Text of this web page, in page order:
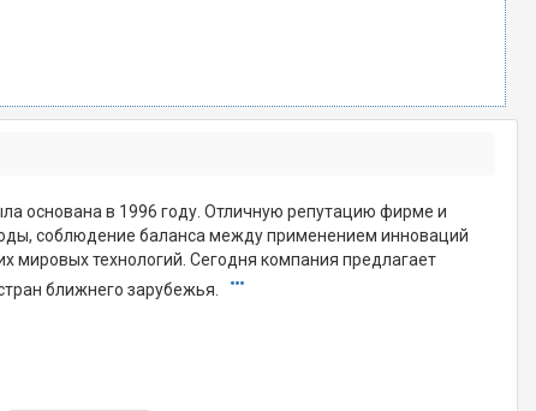
основана в 1996 году. Отличную репутацию фирме и
соблюдение баланса между применением инноваций
технологий. Сегодня компания предлагает
ближнего зарубежья.